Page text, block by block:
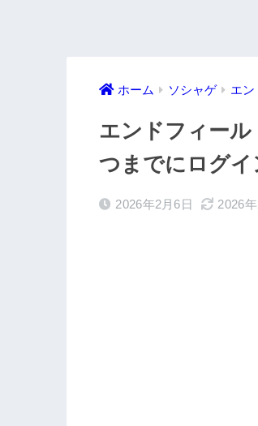
ホーム ソシャゲ エン
エンドフィール
つまでにログイ
2026年2月6日 2026